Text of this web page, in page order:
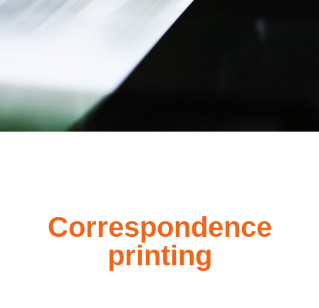
Correspondence
printing